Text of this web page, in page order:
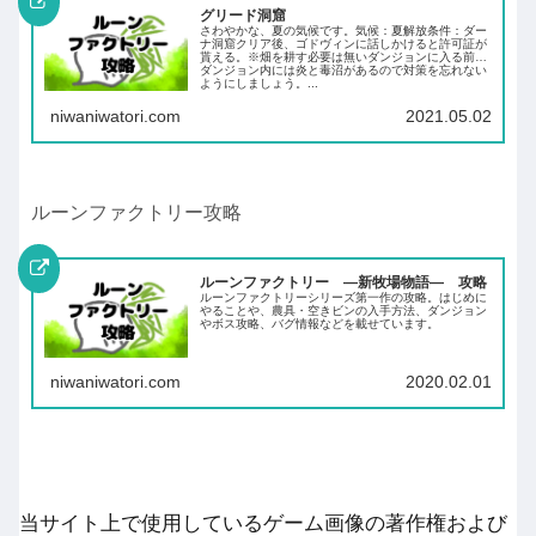
グリード洞窟
さわやかな、夏の気候です。気候：夏解放条件：ダー
ナ洞窟クリア後、ゴドヴィンに話しかけると許可証が
貰える。※畑を耕す必要は無いダンジョンに入る前に
ダンジョン内には炎と毒沼があるので対策を忘れない
ようにしましょう。...
niwaniwatori.com 2021.05.02
ルーンファクトリー攻略
ルーンファクトリー ―新牧場物語― 攻略
ルーンファクトリーシリーズ第一作の攻略。はじめに
やることや、農具・空きビンの入手方法、ダンジョン
やボス攻略、バグ情報などを載せています。
niwaniwatori.com 2020.02.01
当サイト上で使用しているゲーム画像の著作権および